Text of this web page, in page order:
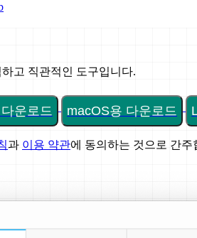
고 직관적인 도구입니다.
운로드 macOS용 다운로드
과 이용 약관에 동의하는 것으로 간주